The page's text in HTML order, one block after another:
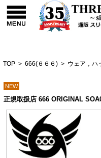
TOP > 666(６６６) > ウェア，ハ
NEW
正規取扱店 666 ORIGINAL